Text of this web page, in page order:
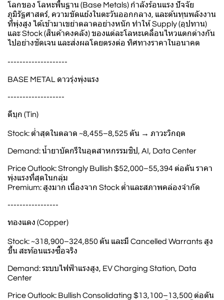
โลกของ โลหะพื้นฐาน (Base Metals) กำลังร้อนแรง ปัจจัย
ภูมิรัฐศาสตร์, ความขัดแย้งในตะวันออกกลาง, และต้นทุนพลังงาน
ที่พุ่งสูง ได้เข้ามาเขย่าตลาดอย่างหนัก ทำให้ Supply (อุปทาน)
และ Stock (สินค้าคงคลัง) ของแต่ละโลหะเคลื่อนไหวแตกต่างกัน
ไปอย่างชัดเจน และส่งผลโดยตรงต่อ ทิศทางราคาในอนาคต
--------------------
BASE METAL ดาวรุ่งพุ่งแรง
-------------------
ดีบุก (Tin)
Stock: ต่ำสุดในตลาด ~8,455–8,525 ตัน → ภาวะวิกฤต
Demand: น้ำยาบัดกรีในอุตสาหกรรมชิป, AI, Data Center
Price Outlook: Strongly Bullish $52,000–55,394 ต่อตัน ราคา
พุ่งแรงที่สุดในกลุ่ม
Premium: สูงมาก เนื่องจาก Stock ต่ำและสภาพคล่องจำกัด
-----------------
ทองแดง (Copper)
Stock: ~318,900–324,850 ตัน และมี Cancelled Warrants สูง
ขึ้น สะท้อนแรงซื้อจริง
Demand: ระบบไฟฟ้าแรงสูง, EV Charging Station, Data
Center
Price Outlook: Bullish Consolidating $13,100–13,500 ต่อตัน